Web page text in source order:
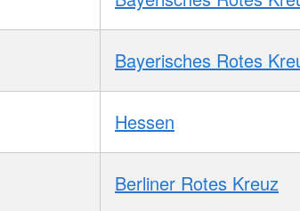
Bayerisches Rotes
Hessen
Berliner Rotes Kreuz